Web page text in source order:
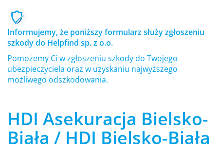
Informujemy, że poniższy formularz służy zgłoszeniu
szkody do Helpfind sp. z o.o.
Pomożemy Ci w zgłoszeniu szkody do Twojego
ubezpieczyciela oraz w uzyskaniu najwyższego
możliwego odszkodowania.
HDI Asekuracja Bielsko-
Biała / HDI Bielsko-Biała